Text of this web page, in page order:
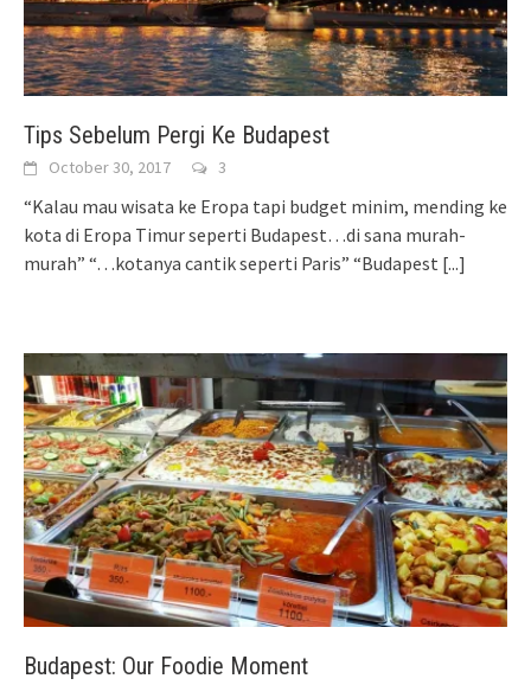
Tips Sebelum Pergi Ke Budapest
October 30, 2017 3
“Kalau mau wisata ke Eropa tapi budget minim, mending ke
kota di Eropa Timur seperti Budapest…di sana murah-
murah” “…kotanya cantik seperti Paris” “Budapest [...]
Budapest: Our Foodie Moment